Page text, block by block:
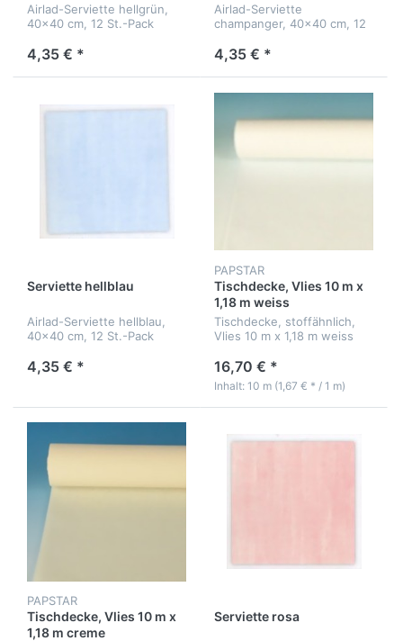
Airlad-Serviette hellgrün,
40x40 cm, 12 St.-Pack
4,35 € *
Airlad-Serviette
champanger, 40x40 cm, 12
4,35 € *
Serviette hellblau
Airlad-Serviette hellblau,
40x40 cm, 12 St.-Pack
4,35 € *
PAPSTAR
Tischdecke, Vlies 10 m x
1,18 m weiss
Tischdecke, stoffähnlich,
Vlies 10 m x 1,18 m weiss
16,70 € *
Inhalt: 10 m (1,67 € * / 1 m)
PAPSTAR
Tischdecke, Vlies 10 m x
1,18 m creme
Serviette rosa